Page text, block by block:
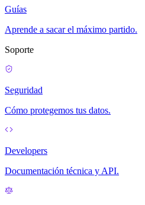
Guías
Aprende a sacar el máximo partido.
Soporte
Seguridad
Cómo protegemos tus datos.
Developers
Documentación técnica y API.